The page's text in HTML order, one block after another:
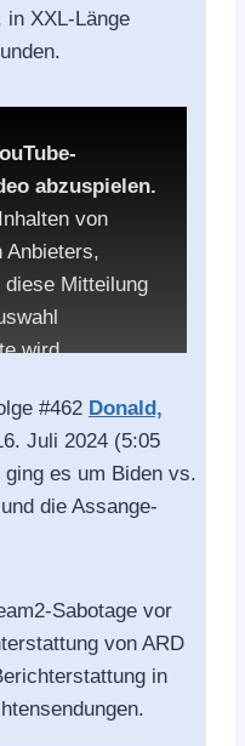
in XXL-Länge
abzuspielen.
von
Anbieters,
Mitteilung
wird
von
#462 Donald,
Juli 2024 (5:05
es um Biden vs.
die Assange-
Sabotage vor
von ARD
in